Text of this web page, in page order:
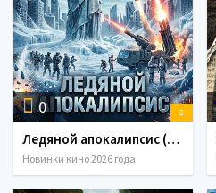
0
Ледяной апокалипсис (2026)
Новинки кино 2026 года